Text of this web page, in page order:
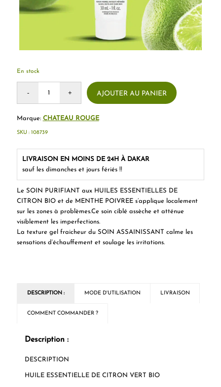
Le SOIN PURIFIANT aux HUILES ESSENTIELLES DE
CITRON BIO et de MENTHE POIVREE s’applique localement
sur les zones à problèmes.Ce soin ciblé assèche et atténue
visiblement les imperfections.
La texture gel fraicheur du SOIN ASSAINISSANT calme les
sensations d’échauffement et soulage les irritations.
En stock
AJOUTER AU PANIER
Marque: CHATEAU ROUGE
LIVRAISON EN MOINS DE 24H À DAKAR
sauf les dimanches et jours fériés !!
SKU : 108739
DESCRIPTION : MODE D'UTILISATION LIVRAISON
COMMENT COMMANDER ?
Description :
DESCRIPTION
HUILE ESSENTIELLE DE CITRON VERT BIO